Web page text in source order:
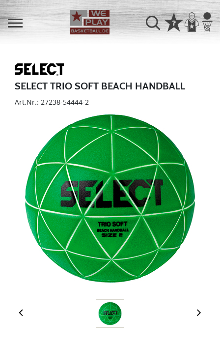
SELECT TRIO SOFT BEACH HANDBALL
Art.Nr.: 27238-54444-2